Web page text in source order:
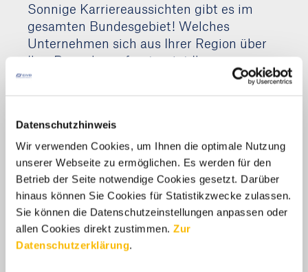
Datenschutzhinweis
Wir verwenden Cookies, um Ihnen die optimale Nutzung
unserer Webseite zu ermöglichen. Es werden für den
Betrieb der Seite notwendige Cookies gesetzt. Darüber
hinaus können Sie Cookies für Statistikzwecke zulassen.
Sie können die Datenschutzeinstellungen anpassen oder
allen Cookies direkt zustimmen. Zur
Datenschutzerklärung.
Sonnige Karriereaussichten gibt es im
gesamten Bundesgebiet! Welches
Unternehmen sich aus Ihrer Region über
Ihre Bewerbung freut, zeigt Ihnen unsere
Suchmaske.
PLZ Gebiet 0
PLZ Gebiet 1